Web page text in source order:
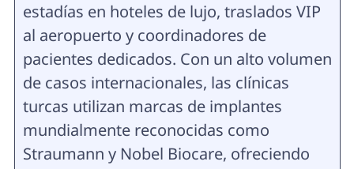
estadías en hoteles de lujo, traslados VIP
al aeropuerto y coordinadores de
pacientes dedicados. Con un alto volumen
de casos internacionales, las clínicas
turcas utilizan marcas de implantes
mundialmente reconocidas como
Straumann y Nobel Biocare, ofreciendo